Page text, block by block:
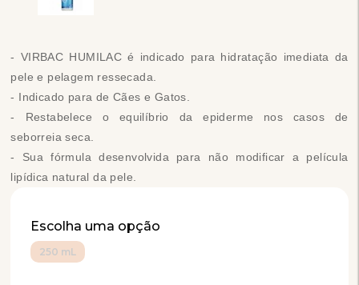
- VIRBAC HUMILAC é indicado para hidratação imediata da
pele e pelagem ressecada.
- Indicado para de Cães e Gatos.
- Restabelece o equilíbrio da epiderme nos casos de
seborreia seca.
- Sua fórmula desenvolvida para não modificar a película
lipídica natural da pele.
Escolha uma opção
250 mL